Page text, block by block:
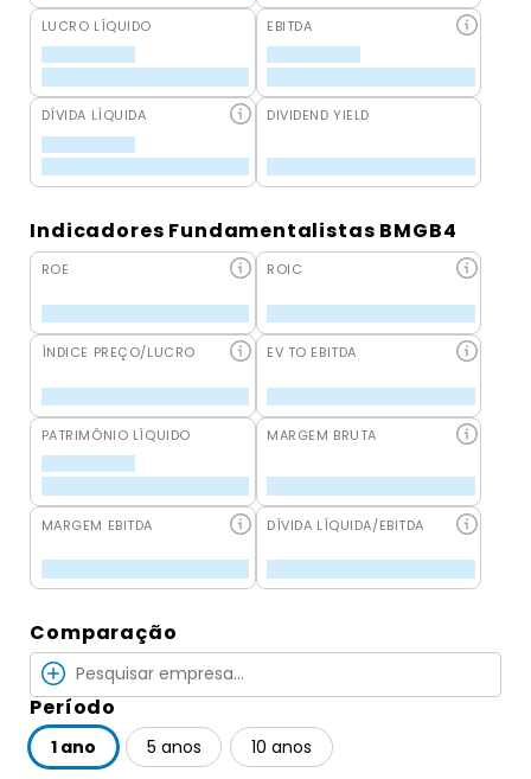
LUCRO LÍQUIDO EBITDA
DÍVIDA LÍQUIDA DIVIDEND YIELD
Indicadores Fundamentalistas BMGB4
ROE ROIC
ÍNDICE PREÇO/LUCRO EV TO EBITDA
PATRIMÔNIO LÍQUIDO MARGEM BRUTA
MARGEM EBITDA DÍVIDA LÍQUIDA/EBITDA
Comparação
Período
1 ano 5 anos 10 anos